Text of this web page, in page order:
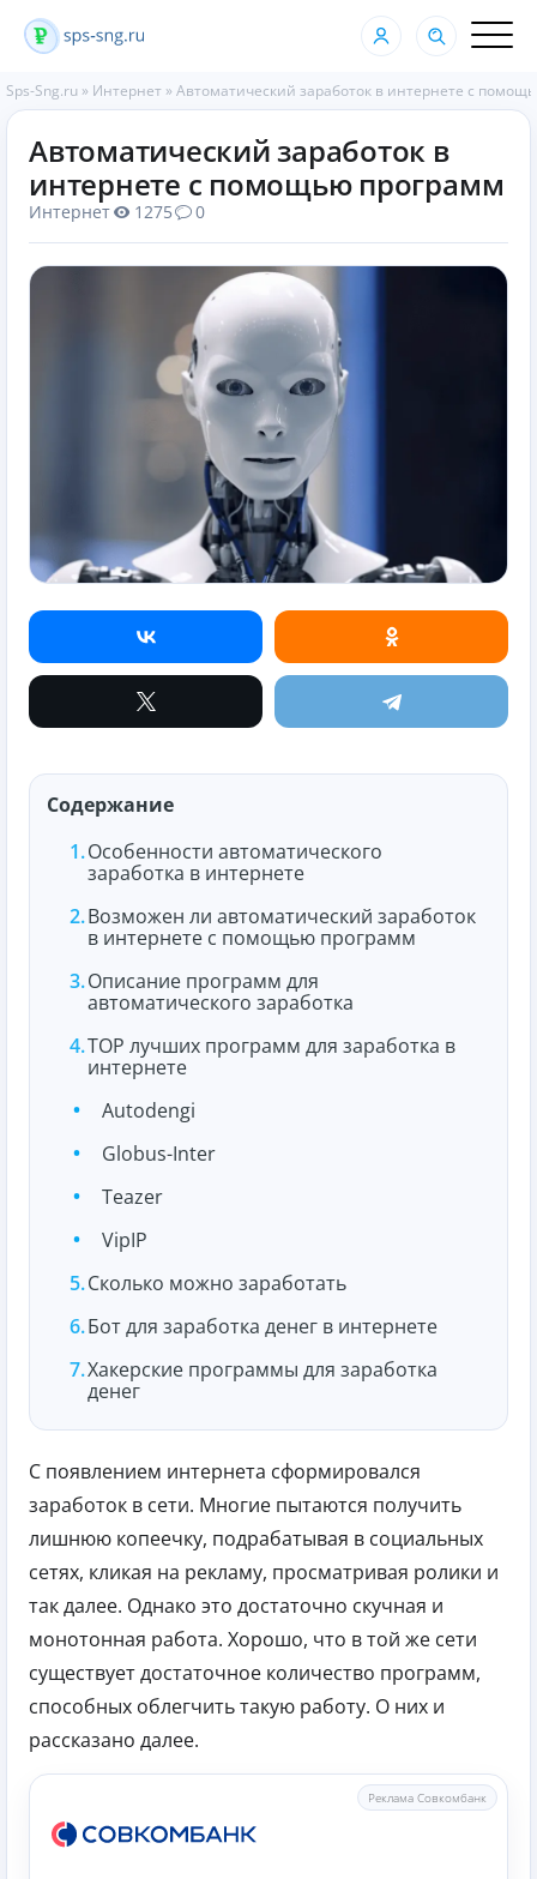
Sps-Sng.ru » Интернет »Автоматический заработок в интернете с
Автоматический заработок в
интернете с помощью программ
Интернет 1275 0
Содержание
Особенности автоматического
заработка в интернете
Возможен ли автоматический заработок
в интернете с помощью программ
Описание программ для
автоматического заработка
ТОР лучших программ для заработка в
интернете
Autodengi
Globus-Inter
Teazer
VipIP
Сколько можно заработать
Бот для заработка денег в интернете
Хакерские программы для заработка
денег
С появлением интернета сформировался
заработок в сети. Многие пытаются получить
лишнюю копеечку, подрабатывая в социальных
сетях, кликая на рекламу, просматривая ролики и
так далее. Однако это достаточно скучная и
монотонная работа. Хорошо, что в той же сети
существует достаточное количество программ,
способных облегчить такую работу. О них и
рассказано далее.
Реклама Совкомбанк